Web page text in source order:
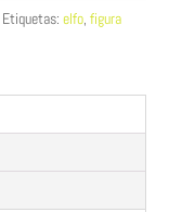
Etiquetas: elfo, figura